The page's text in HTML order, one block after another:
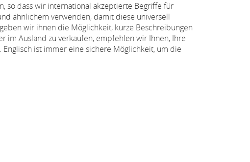
so dass wir international akzeptierte Begriffe für
ähnlichem verwenden, damit diese universell
wir ihnen die Möglichkeit, kurze Beschreibungen
im Ausland zu verkaufen, empfehlen wir Ihnen, Ihre
ist immer eine sichere Möglichkeit, um die